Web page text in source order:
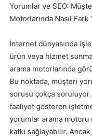
Yorumlar ve SEO:
Motorlarında Nasıl Fark
İnternet dünyasında
ürün veya hizmet
arama motorlarında
Bu noktada, müşteri
sorusu çokça
faaliyet gösteren
yorumlar arama motoru
katkı sağlayabilir.